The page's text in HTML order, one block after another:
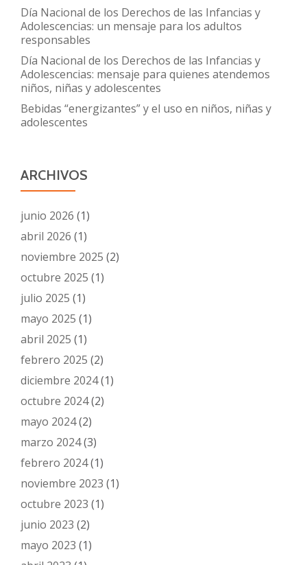
Día Nacional de los Derechos de las Infancias y
Adolescencias: un mensaje para los adultos
responsables
Día Nacional de los Derechos de las Infancias y
Adolescencias: mensaje para quienes atendemos
niños, niñas y adolescentes
Bebidas “energizantes” y el uso en niños, niñas y
adolescentes
ARCHIVOS
junio 2026 (1)
abril 2026 (1)
noviembre 2025 (2)
octubre 2025 (1)
julio 2025 (1)
mayo 2025 (1)
abril 2025 (1)
febrero 2025 (2)
diciembre 2024(1)
octubre 2024(2)
mayo 2024(2)
marzo 2024(3)
febrero 2024(1)
noviembre 2023 (1)
octubre 2023 (1)
junio 2023 (2)
mayo 2023 (1)